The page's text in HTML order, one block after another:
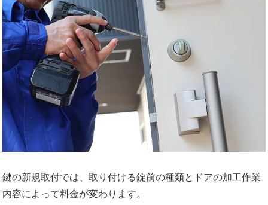
鍵の新規取付では、取り付ける錠前の種類とドアの加工作業
内容によって料金が変わります。